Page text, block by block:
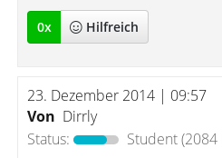
0x Hilfreich
23. Dezember 2014 | 09:57
Von Dirrly
Status:
Student(2084